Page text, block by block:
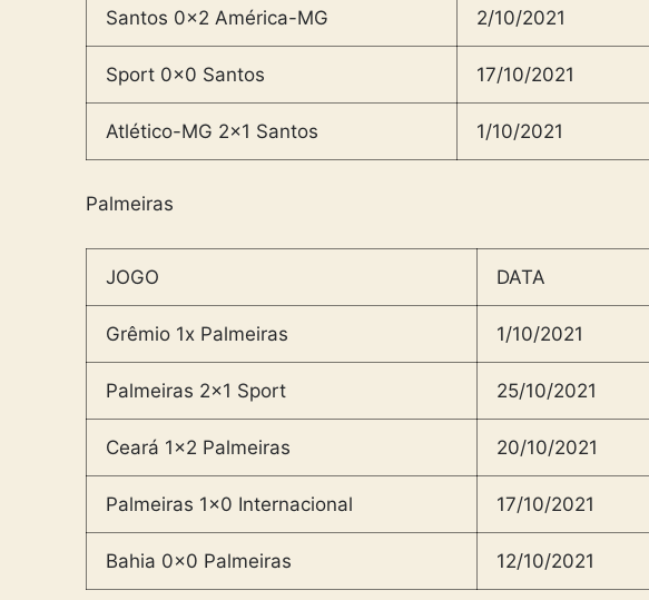
Santos 0x2 América-MG 2/10/2021
Sport 0x0 Santos 17/10/2021
Atlético-MG 2×1 Santos 1/10/2021
Palmeiras
JOGO DATA
Grêmio 1x Palmeiras 1/10/2021
Palmeiras 2×1 Sport 25/10/2021
Ceará 1×2 Palmeiras 20/10/2021
Palmeiras 1×0 Internacional 17/10/2021
Bahia 0x0 Palmeiras 12/10/2021